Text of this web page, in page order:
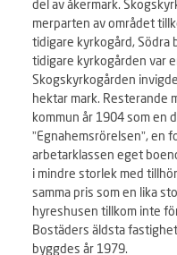
del av åkermark.
merparten av området
tidigare kyrkogård, Södra
tidigare kyrkogården var
Skogskyrkogården
hektar mark. Resterande
kommun år 1904 som en
”Egnahemsrörelsen”, en
arbetarklassen eget
i mindre storlek med
samma pris som en lika
hyreshusen tillkom inte
Bostäders äldsta
byggdes år 1979.